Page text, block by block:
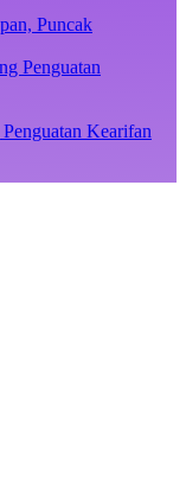
Puncak
Kearifan